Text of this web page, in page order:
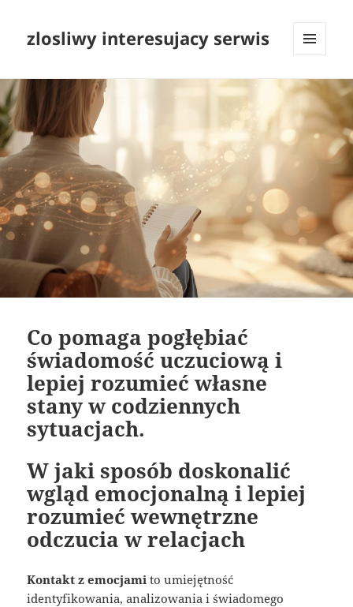
zlosliwy interesujacy serwis
WIDGETY
Co pomaga pogłębiać
świadomość uczuciową i
lepiej rozumieć własne
stany w codziennych
sytuacjach.
W jaki sposób doskonalić
wgląd emocjonalną i lepiej
rozumieć wewnętrzne
odczucia w relacjach
Kontakt z emocjami to umiejętność
identyfikowania, analizowania i świadomego